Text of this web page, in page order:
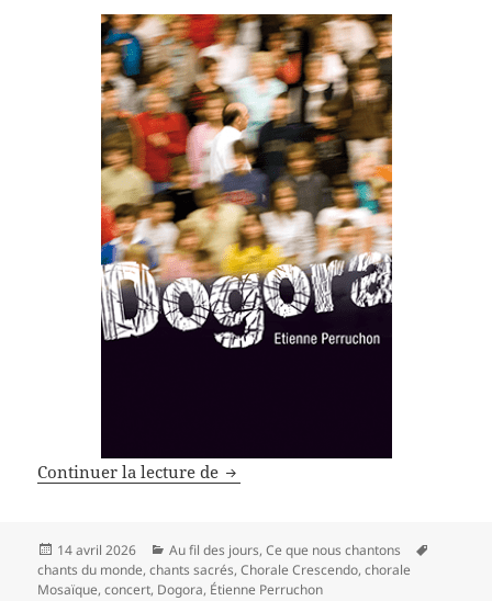
Continuer la lecture de Dogora, pour le concert du 24 mai
Publié
le
14 avril 2026 Catégories
Au fil des jours,Ce que nous chantons
chants du monde,chants sacrés,Chorale Crescendo,chorale
Mosaïque,concert, Dogora, Étienne Perruchon